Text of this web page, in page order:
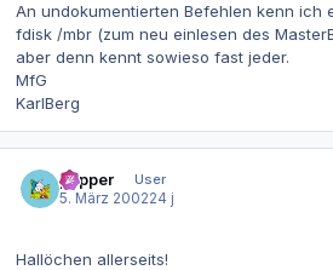
An undokumentierten Befehlen kenn ich
fdisk /mbr (zum neu einlesen des
aber denn kennt sowieso fast jeder.
MfG
KarlBerg
pepper
User
5. März 200224 j
Hallöchen allerseits!